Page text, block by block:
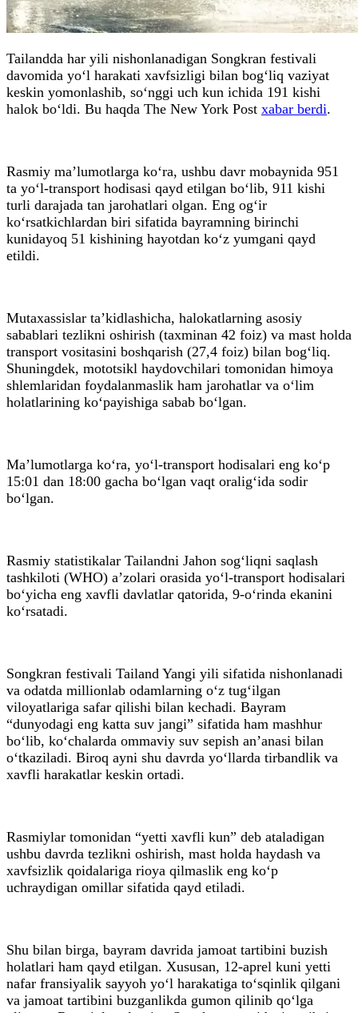
Tailandda har yili nishonlanadigan Songkran festivali
davomida yo‘l harakati xavfsizligi bilan bog‘liq vaziyat
keskin yomonlashib, so‘nggi uch kun ichida 191 kishi
halok bo‘ldi. Bu haqda The New York Post xabar berdi.
Rasmiy ma’lumotlarga ko‘ra, ushbu davr mobaynida 951
ta yo‘l-transport hodisasi qayd etilgan bo‘lib, 911 kishi
turli darajada tan jarohatlari olgan. Eng og‘ir
ko‘rsatkichlardan biri sifatida bayramning birinchi
kunidayoq 51 kishining hayotdan ko‘z yumgani qayd
etildi.
Mutaxassislar ta’kidlashicha, halokatlarning asosiy
sabablari tezlikni oshirish (taxminan 42 foiz) va mast holda
transport vositasini boshqarish (27,4 foiz) bilan bog‘liq.
Shuningdek, mototsikl haydovchilari tomonidan himoya
shlemlaridan foydalanmaslik ham jarohatlar va o‘lim
holatlarining ko‘payishiga sabab bo‘lgan.
Ma’lumotlarga ko‘ra, yo‘l-transport hodisalari eng ko‘p
15:01 dan 18:00 gacha bo‘lgan vaqt oralig‘ida sodir
bo‘lgan.
Rasmiy statistikalar Tailandni Jahon sog‘liqni saqlash
tashkiloti (WHO) a’zolari orasida yo‘l-transport hodisalari
bo‘yicha eng xavfli davlatlar qatorida, 9-o‘rinda ekanini
ko‘rsatadi.
Songkran festivali Tailand Yangi yili sifatida nishonlanadi
va odatda millionlab odamlarning o‘z tug‘ilgan
viloyatlariga safar qilishi bilan kechadi. Bayram
“dunyodagi eng katta suv jangi” sifatida ham mashhur
bo‘lib, ko‘chalarda ommaviy suv sepish an’anasi bilan
o‘tkaziladi. Biroq ayni shu davrda yo‘llarda tirbandlik va
xavfli harakatlar keskin ortadi.
Rasmiylar tomonidan “yetti xavfli kun” deb ataladigan
ushbu davrda tezlikni oshirish, mast holda haydash va
xavfsizlik qoidalariga rioya qilmaslik eng ko‘p
uchraydigan omillar sifatida qayd etiladi.
Shu bilan birga, bayram davrida jamoat tartibini buzish
holatlari ham qayd etilgan. Xususan, 12-aprel kuni yetti
nafar fransiyalik sayyoh yo‘l harakatiga to‘sqinlik qilgani
va jamoat tartibini buzganlikda gumon qilinib qo‘lga